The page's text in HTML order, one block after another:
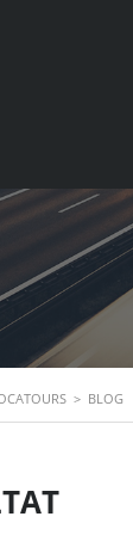
> BLOG